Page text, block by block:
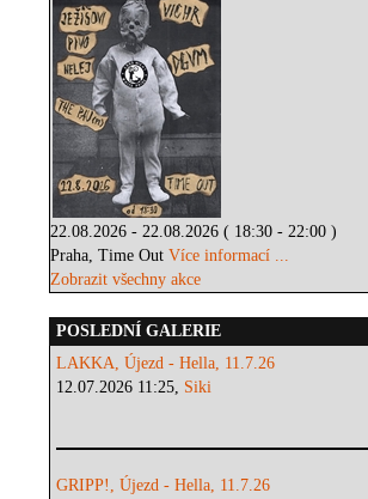
22.08.2026 - 22.08.2026 ( 18:30 - 22:00 )
Praha, Time OutVíce informací ...
Zobrazit všechny akce
POSLEDNÍ GALERIE
LAKKA, Újezd - Hella, 11.7.26
12.07.2026 11:25, Siki
GRIPP!, Újezd - Hella, 11.7.26